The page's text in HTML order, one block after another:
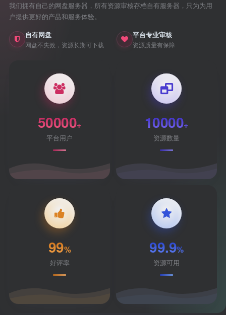
我们拥有自己的网盘服务器，所有资源审核存档自有服务器，只为为用
户提供更好的产品和服务体验。
自有网盘
网盘不失效，资源长期可下载
平台专业审核
资源质量有保障
50000+
平台用户
10000+
资源数量
99%
好评率
99.9%
资源可用